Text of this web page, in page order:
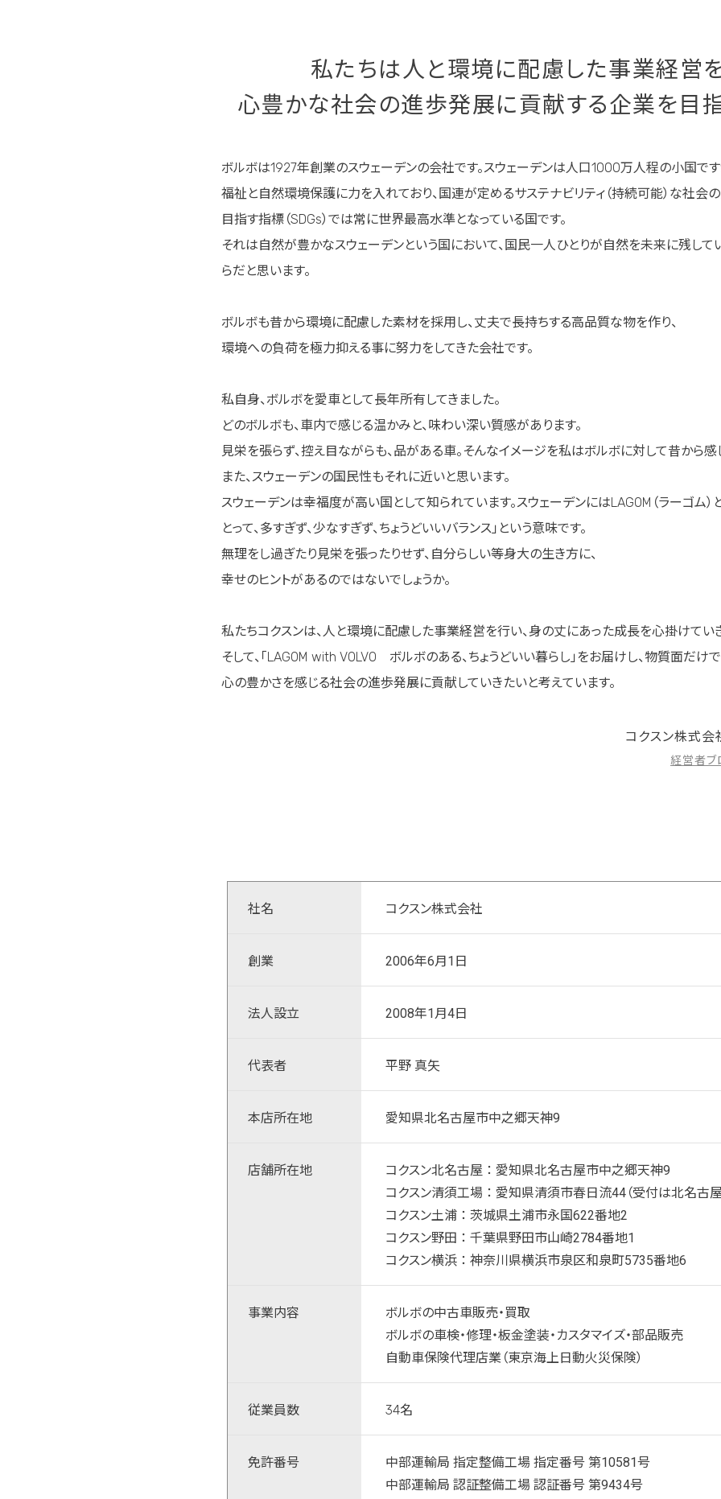
私たちは人と環境に配慮した事業経営
心豊かな社会の進歩発展に貢献する企業を目指
ボルボは1927年創業のスウェーデンの会社です。スウェーデンは人口1000万人程の小国です
福祉と自然環境保護に力を入れており、国連が定めるサステナビリティ（持続可能）な社会
目指す指標（SDGs）では常に世界最高水準となっている国です。
それは自然が豊かなスウェーデンという国において、国民一人ひとりが自然を未来に残して
らだと思います。
ボルボも昔から環境に配慮した素材を採用し、丈夫で長持ちする高品質な物を作り、
環境への負荷を極力抑える事に努力をしてきた会社です。
私自身、ボルボを愛車として長年所有してきました。
どのボルボも、車内で感じる温かみと、味わい深い質感があります。
見栄を張らず、控え目ながらも、品がある車。そんなイメージを私はボルボに対して昔から感
また、スウェーデンの国民性もそれに近いと思います。
スウェーデンは幸福度が高い国として知られています。スウェーデンにはLAGOM（ラーゴム）
とって、多すぎず、少なすぎず、ちょうどいいバランス」という意味です。
無理をし過ぎたり見栄を張ったりせず、自分らしい等身大の生き方に、
幸せのヒントがあるのではないでしょうか。
私たちコクスンは、人と環境に配慮した事業経営を行い、身の丈にあった成長を心掛けてい
そして、「LAGOM with VOLVO ボルボのある、ちょうどいい暮らし」をお届けし、物質面だけ
心の豊かさを感じる社会の進歩発展に貢献していきたいと考えています。
コクスン株式
経営者ブ
社名 コクスン株式会社
創業 2006年6月1 日
法人設立 2008年1月4日
代表者 平野 真矢
本店所在地 愛知県北名古屋市中之郷天神9
店舗所在地 コクスン北名古屋 ： 愛知県北名古屋市中之郷天神9
コクスン清須工場 ： 愛知県清須市春日流44 （受付は北名古
コクスン土浦 ： 茨城県土浦市永国622番地2
コクスン野田 ： 千葉県野田市山崎2784番地1
コクスン横浜 ： 神奈川県横浜市泉区和泉町5735番地6
事業内容
ボルボの中古車販売・買取
ボルボの車検・修理・板金塗装・カスタマイズ・部品販売
自動車保険代理店業（東京海上日動火災保険）
従業員数 34名
免許番号 中部運輸局 指定整備工場 指定番号 第10581号
中部運輸局 認証整備工場 認証番号 第9434号